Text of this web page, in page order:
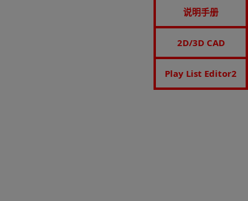
说明手册
2D/3D CAD
Play List Editor2